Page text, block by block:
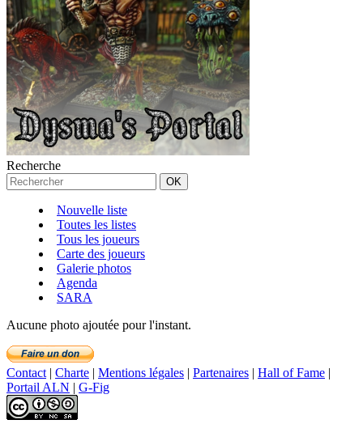
Recherche
Nouvelle liste
Toutes les listes
Tous les joueurs
Carte des joueurs
Galerie photos
Agenda
SARA
Aucune photo ajoutée pour l'instant.
Contact | Charte | Mentions légales | Partenaires | Hall of Fame |
Portail ALN | G-Fig